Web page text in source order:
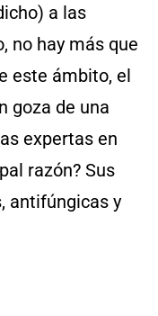
a las
no hay más que
este ámbito, el
goza de una
expertas en
razón? Sus
antifúngicas y